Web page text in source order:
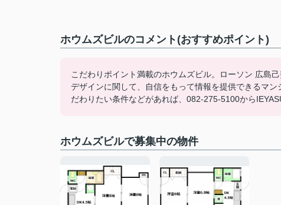
ホウムズビルのコメント(おすすめポイント)
こだわりポイント満載のホウムズビル。ローソン 広島
デザインに関して、自信をもって情報を提供できるマ
だわりたい条件などがあれば、082-275-5100から
ホウムズビルで募集中の物件